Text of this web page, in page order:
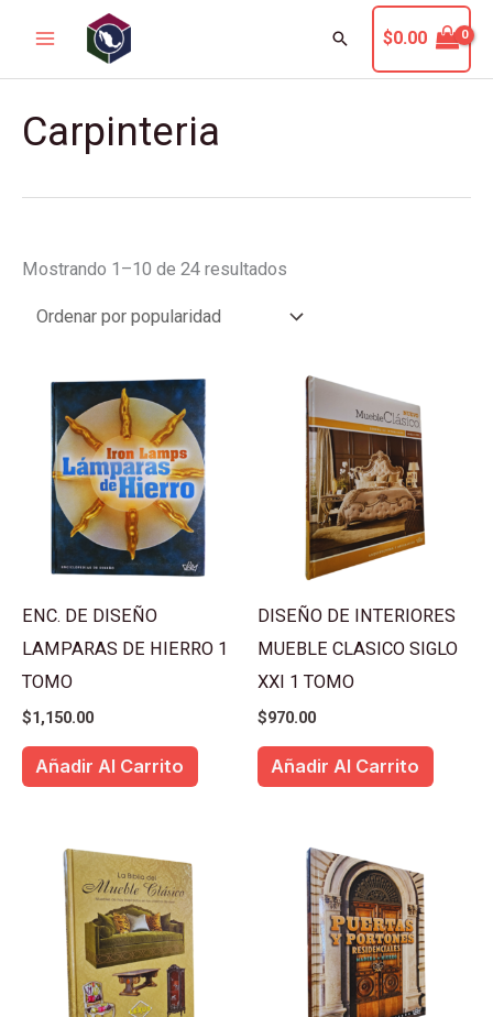
contenido
Buscar
$0.00
Carpinteria
Mostrando 1–10 de 24 resultados
ENC. DE DISEÑO
LAMPARAS DE HIERRO 1
TOMO
$1,150.00
Añadir Al Carrito
DISEÑO DE INTERIORES
MUEBLE CLASICO SIGLO
XXI 1 TOMO
$970.00
Añadir Al Carrito